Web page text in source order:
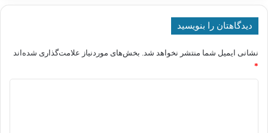
دیدگاهتان را بنویسید
نشانی ایمیل شما منتشر نخواهد شد. بخش‌های موردنیاز علامت‌گذاری شده‌اند
*